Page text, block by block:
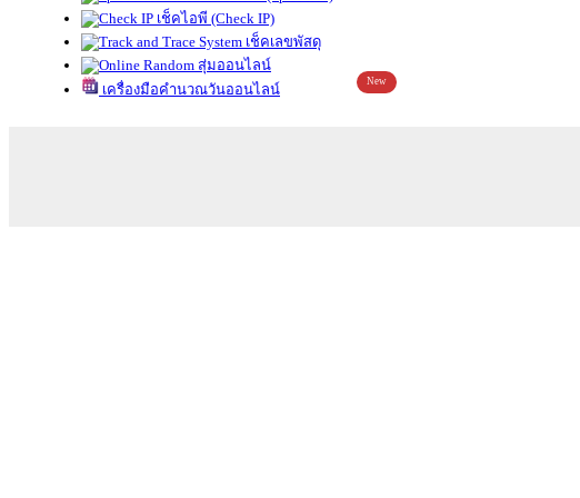
เช็คไอพี (Check IP)
เช็คเลขพัสดุ
สุ่มออนไลน์
เครื่องมือคำนวณวันออนไลน์
New